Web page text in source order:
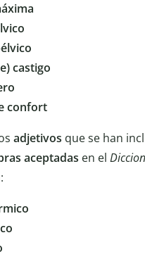
castigo
confort
adjetivos que se han
aceptadas en el